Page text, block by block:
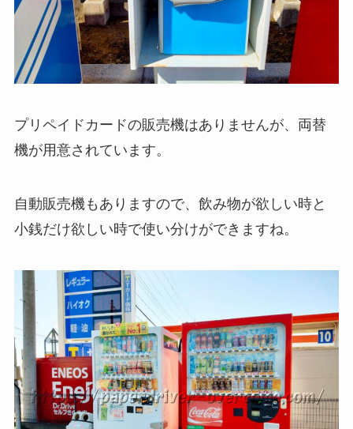
プリペイドカードの販売機はありませんが、両替
機が用意されています。
自動販売機もありますので、飲み物が欲しい時と
小銭だけ欲しい時で使い分けができますね。